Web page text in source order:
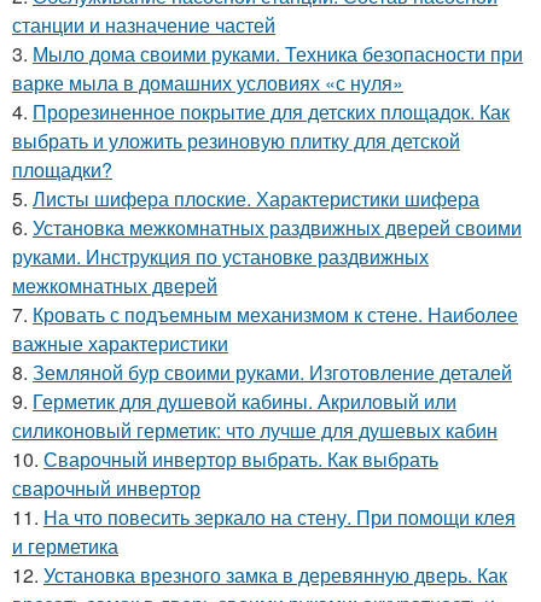
станции и назначение частей
3. Мыло дома своими руками. Техника безопасности при
варке мыла в домашних условиях «с нуля»
4. Прорезиненное покрытие для детских площадок. Как
выбрать и уложить резиновую плитку для детской
площадки?
5. Листы шифера плоские. Характеристики шифера
6. Установка межкомнатных раздвижных дверей своими
руками. Инструкция по установке раздвижных
межкомнатных дверей
7. Кровать с подъемным механизмом к стене. Наиболее
важные характеристики
8. Земляной бур своими руками. Изготовление деталей
9. Герметик для душевой кабины. Акриловый или
силиконовый герметик: что лучше для душевых кабин
10. Сварочный инвертор выбрать. Как выбрать
сварочный инвертор
11. На что повесить зеркало на стену. При помощи клея
и герметика
12. Установка врезного замка в деревянную дверь. Как